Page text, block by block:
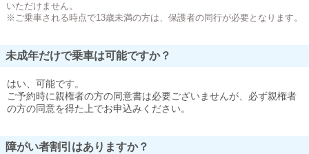
いただけません。
※ご乗車される時点で13歳未満の方は、保護者の同行が必要となります。
未成年だけで乗車は可能ですか？
はい、可能です。
ご予約時に親権者の方の同意書は必要ございませんが、必ず親権者
の方の同意を得た上でお申込みください。
障がい者割引はありますか？